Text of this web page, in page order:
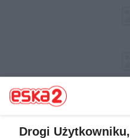
Drogi Użytkowniku,